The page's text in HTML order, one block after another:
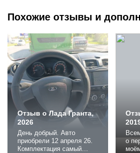
Похожие отзывы и
Отзыв о Лада Гранта,
2026
День добрый. Авто
приобрели 12 апреля 26.
Комплектация самый
о